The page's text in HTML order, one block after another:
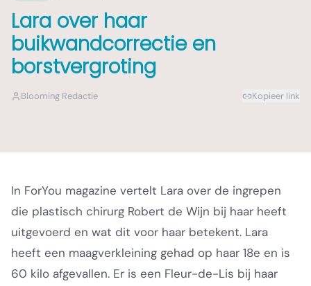
Lara over haar
buikwandcorrectie en
borstvergroting
Blooming Redactie Kopieer link
In ForYou magazine vertelt Lara over de ingrepen
die plastisch chirurg Robert de Wijn bij haar heeft
uitgevoerd en wat dit voor haar betekent. Lara
heeft een maagverkleining gehad op haar 18e en is
60 kilo afgevallen. Er is een Fleur-de-Lis bij haar